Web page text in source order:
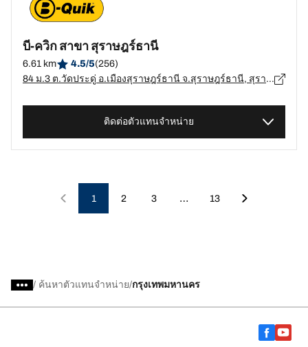
บี-ควิก สาขา สุราษฎร์ธานี
6.61 km 4.5/5(256)
84 ม.3 ต.วัดประดู่ อ.เมืองสุราษฎร์ธานี จ.สุราษฎร์ธานี, สุราษฎร์ธานี - 84000
ติดต่อตัวแทนจำหน่าย
1 2 3 … 13
/ ค้นหาตัวแทนจำหน่าย กรุงเทพมหานคร